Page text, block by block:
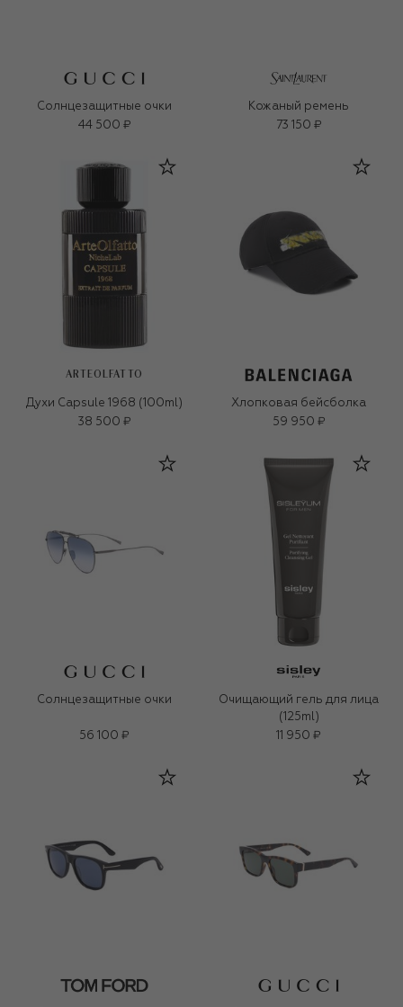
Солнцезащитные очки
44 500 ₽
Кожаный ремень
73 150 ₽
ARTEOLFATTO
Духи Capsule 1968 (100ml)
38 500 ₽
Хлопковая бейсболка
59 950 ₽
Солнцезащитные очки
56 100 ₽
Очищающий гель для лица
(125ml)
11 950 ₽